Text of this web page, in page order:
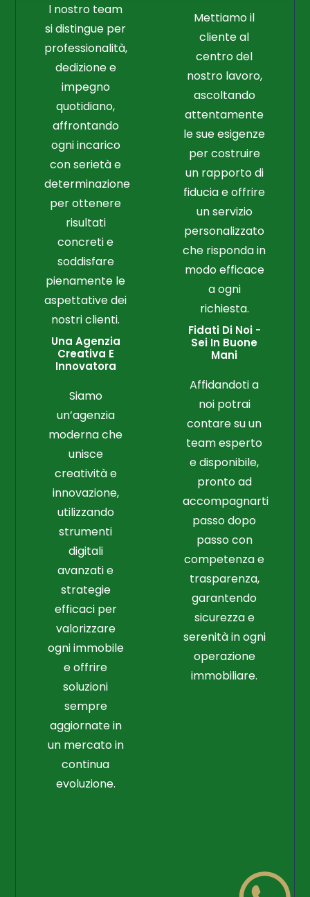
l nostro team
si distingue per
professionalità,
dedizione e
impegno
quotidiano,
affrontando
ogni incarico
con serietà e
determinazione
per ottenere
risultati
concreti e
soddisfare
pienamente le
aspettative dei
nostri clienti.
Una Agenzia
Creativa E
Innovatora
Siamo
un’agenzia
moderna che
unisce
creatività e
innovazione,
utilizzando
strumenti
digitali
avanzati e
strategie
efficaci per
valorizzare
ogni immobile
e offrire
soluzioni
sempre
aggiornate in
un mercato in
continua
evoluzione.
Mettiamo il
cliente al
centro del
nostro lavoro,
ascoltando
attentamente
le sue esigenze
per costruire
un rapporto di
fiducia e offrire
un servizio
personalizzato
che risponda in
modo efficace
a ogni
richiesta.
Fidati Di Noi -
Sei In Buone
Mani
Affidandoti a
noi potrai
contare su un
team esperto
e disponibile,
pronto ad
accompagnarti
passo dopo
passo con
competenza e
trasparenza,
garantendo
sicurezza e
serenità in ogni
operazione
immobiliare.